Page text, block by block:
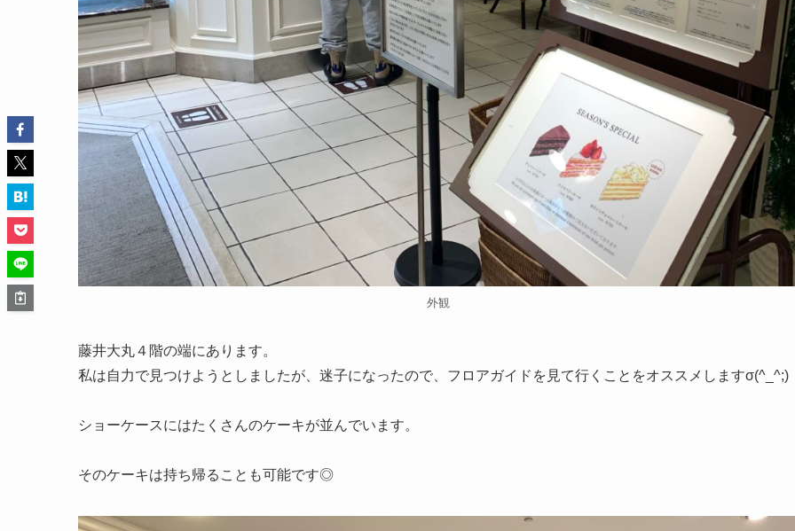
外観
藤井大丸４階の端にあります。
私は自力で見つけようとしましたが、迷子になったので、フロアガイドを見て行くことをオススメしますσ(^_^;)
ショーケースにはたくさんのケーキが並んでいます。
そのケーキは持ち帰ることも可能です◎